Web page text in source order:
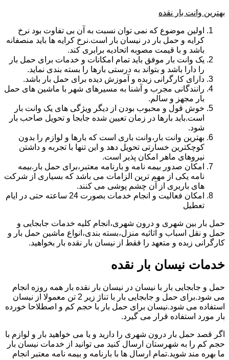
بهترین وانت بار نقده
اولین موضوع که نمی توان نسبت به آن بی تفاوت بود نرخ
کرایه و حمل بار در نیسان بار است.نرخ کرایه ها باید منصفانه
باشد و با قیمت مصوبه اتحادیه برابری کند.
یک وانت بار موفق باید تمام امکانات و خدمات برای حمل بار
را دارا باشد و بتواند به درستی بارها را بسته بندی نماید.
دارای کارگرانی زبده و آموزش دیده برای حمل بار باشد.
رانندگانی مجرب و آشنا به مسیرهای شهر با ماشین های حمل
بار مجهز و سالم.
خوش قول و محبوب بودن از دیگر ویژگی های یک وانت بار
است.باید بارها در زمان تعیین شده جابجا و تحویل صاحب بار
شود.
بهترین وانت بار،وانت باری است که بارها و لوازم را بدون
کوچکترین خسارتی تحویل دهد و این تنها با تجربه و داشتن
نیروهای ماهر امکان پذیر است.
امکان صدور بیمه نامه و بارنامه معتبر،برای حمل بار.بیمه
نامه یکی از مهم ترین الزامات می باشد که بسیاری از شرکت
های باربری از آن چشم پوشی می کنند.
امکان فعالیت و انجام خدمات بصورت 24 ساعته حتی در ایام
تعطیل
حمل بار بین شهری و درون شهری،انجام کلیه خدمات جابجایی و
حمل و نقل اسباب و اثاثیه منزل،بسته بندی،انواع ماشین حمل بار و
کارگرانی زبده و متعهد را فقط از نیسان بار نقده بار بخواهید.
خدمات نیسان بار نقده
حمل و جابجایی بار با نیسان در نیسان بار نقده بار همه روزه انجام
می شود.برای حمل و جابجایی بار با تناژ زیر 2 تن معمولا از نیسان
استفاده می شود.نیسان برای حمل بار با حجم کم و اصطلاحا خورده
بار مورد استفاده قرار می گیرد.
اگر قصد حمل بار درون شهری را دارید و یا می خواهید بار و لوازم با
حجم کم را به شهرستان ارسال کنید می توانید از خدمات نیسان بار
ما بهره مند شوید.تمام ارسال ها با بارنامه و بیمه نامه معتبر انجام